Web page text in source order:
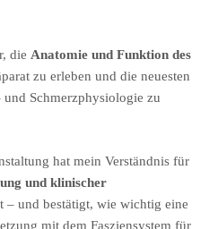
die Anatomie und Funktion des
zu erleben und die neuesten
Schmerzphysiologie zu
hat mein Verständnis für
und klinischer
– und bestätigt, wie wichtig eine
mit dem Fasziensystem für